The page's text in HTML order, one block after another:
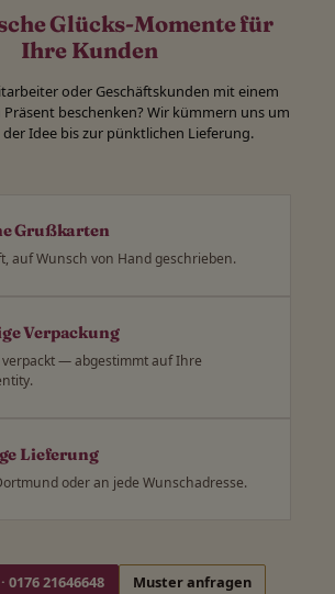
Glücks-Momente für
Ihre Kunden
oder Geschäftskunden mit einem
beschenken? Wir kümmern uns um
Idee bis zur pünktlichen Lieferung.
Grußkarten
auf Wunsch von Hand geschrieben.
Verpackung
verpackt — abgestimmt auf Ihre
Lieferung
oder an jede Wunschadresse.
0176 21646648 Muster anfragen